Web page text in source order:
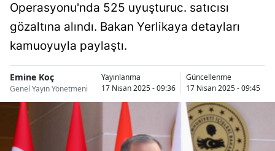
Artvin
Aydın
Bilecik
Bingöl
Bitlis
Operasyonu'nda 525 uyuşturuc. satıcısı
gözaltına alındı. Bakan Yerlikaya detayları
kamuoyuyla paylaştı.
Emine Koç
Genel Yayın Yönetmeni
Yayınlanma
17 Nisan 2025 - 09:36
Güncellenme
17 Nisan 2025 - 09:45